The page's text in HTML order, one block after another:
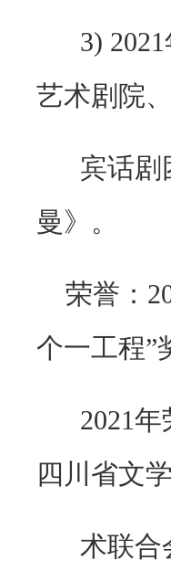
3)
艺术剧院
宾话剧
曼》。
荣誉：
个一工程”
2021
四川省文
术联合